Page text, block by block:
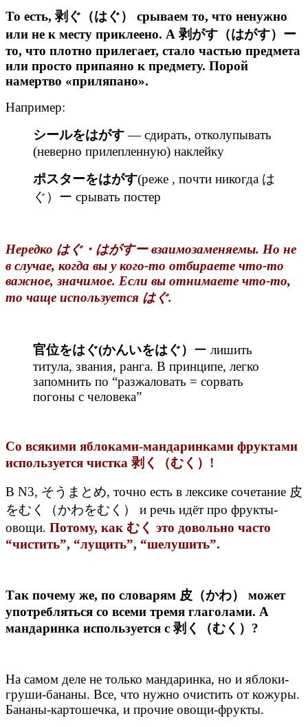
То есть, 剥ぐ（はぐ） срываем то, что ненужно
или не к месту приклеено. А 剥がす（はがす）ー
то, что плотно прилегает, стало частью предмета
или просто припаяно к предмету. Порой
намертво «приляпано».
Например:
シールをはがす— сдирать, отколупывать
(неверно прилепленную) наклейку
ポスターをはがす(реже , почти никогда は
ぐ）ー срывать постер
Нередко はぐ・はがすー взаимозаменяемы. Но не
в случае, когда вы у кого-то отбираете что-то
важное, значимое. Если вы отнимаете что-то,
то чаще используется はぐ.
官位をはぐ(かんいをはぐ） ー лишить
титула, звания, ранга. В принципе, легко
запомнить по “разжаловать = сорвать
погоны с человека”
Со всякими яблоками-мандаринками фруктами
используется чистка 剥く（むく）!
В N3, そうまとめ, точно есть в лексике сочетание 皮
をむく（かわをむく） и речь идёт про фрукты-
овощи. Потому, как むく это довольно часто
“чистить”, “лущить”, “шелушить”.
Так почему же, по словарям 皮（かわ） может
употребляться со всеми тремя глаголами. А
мандаринка используется с 剥く（むく）?
На самом деле не только мандаринка, но и яблоки-
груши-бананы. Все, что нужно очистить от кожуры.
Бананы-картошечка, и прочие овощи-фрукты.